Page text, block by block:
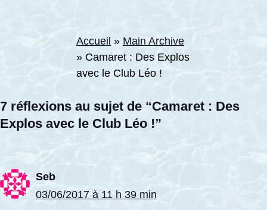
Accueil » Main Archive
» Camaret : Des Explos
avec le Club Léo !
7 réflexions au sujet de “Camaret : Des
Explos avec le Club Léo !”
Seb
03/06/2017 à 11 h 39 min